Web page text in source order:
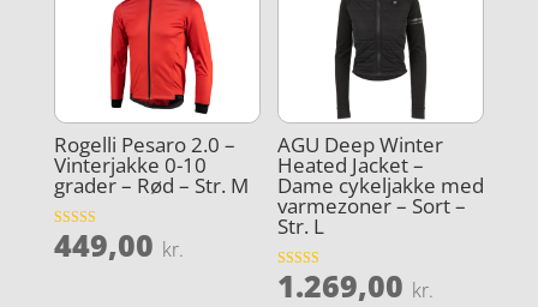
Rogelli Pesaro 2.0 –
Vinterjakke 0-10
grader – Rød – Str. M
Vurderet
4.9
449,00 kr.
AGU Deep Winter
Heated Jacket –
Dame cykeljakke med
varmezoner – Sort –
Str. L
Vurderet
3.9
1.269,00 kr.